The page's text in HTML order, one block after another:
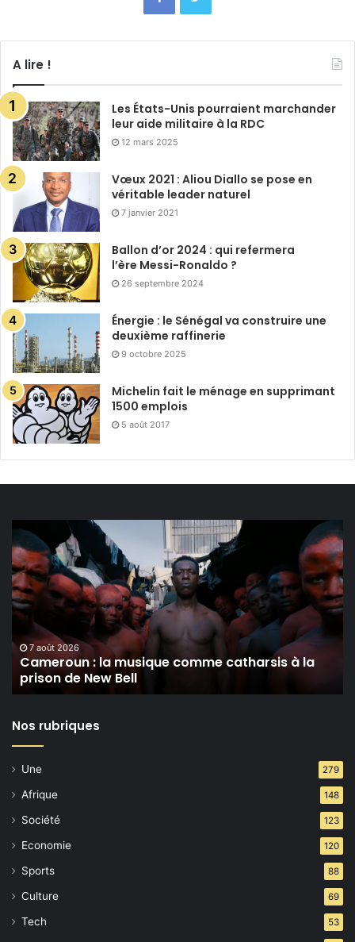
A lire !
Les États-Unis pourraient marchander
leur aide militaire à la RDC
12 mars 2025
Vœux 2021 : Aliou Diallo se pose en
véritable leader naturel
7 janvier 2021
Ballon d’or 2024 : qui refermera
l’ère Messi-Ronaldo ?
26 septembre 2024
Énergie : le Sénégal va construire une
deuxième raffinerie
9 octobre 2025
Michelin fait le ménage en supprimant
1500 emplois
5 août 2017
Cameroun :
la
musique
comme
catharsis
à
prison
de
New
Bell
7 août 2026
Cameroun : la musique comme catharsis à la
prison de New Bell
Nos rubriques
Une 279
Afrique 148
Société 123
Economie 120
Sports 88
Culture 69
Tech 53